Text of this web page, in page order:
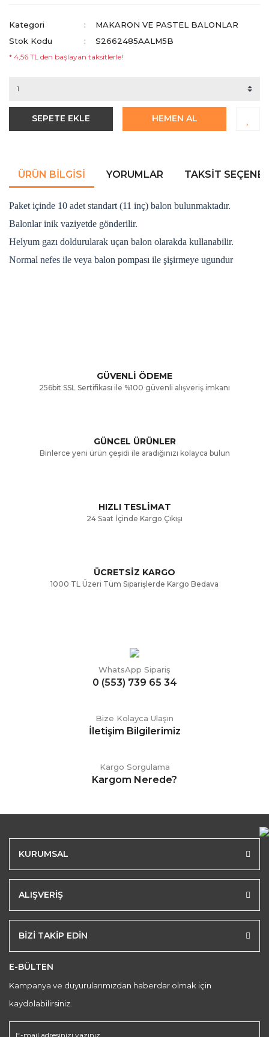
Kategori
MAKARON VE PASTEL BALONLAR
Stok Kodu
S2662485AALM5B
* 4,56 TL den başlayan taksitlerle!
SEPETE EKLE HEMEN AL
ÜRÜN BILGISI YORUMLAR TAKSIT
Paket içinde 10 adet standart (11 inç) balon bulunmaktadır.
Balonlar inik vaziyetde gönderilir.
Helyum gazı doldurularak uçan balon olarakda kullanabilir.
Normal nefes ile veya balon pompası ile şişirmeye ugundur
Ürün resmi kalitesiz, bozuk veya görüntülenemiyor.
Ürün bilgilerinde hatalar bulunuyor.
Gönder
GÜVENLİ ÖDEME
256bit SSL Sertifikası ile %100 güvenli alışveriş imkanı
GÜNCEL ÜRÜNLER
Binlerce yeni ürün çeşidi ile aradığınızı kolayca bulun
HIZLI TESLİMAT
24 Saat İçinde Kargo Çıkışı
ÜCRETSİZ KARGO
1000 TL Üzeri Tüm Siparişlerde Kargo Bedava
WhatsApp Sipariş
0 (553) 739 65 34
Bize Kolayca Ulaşın
İletişim Bilgilerimiz
Kargo Sorgulama
Kargom Nerede?
KURUMSAL
ALIŞVERİŞ
BİZİ TAKİP EDİN
E-BÜLTEN
Kampanya ve duyurularımızdan haberdar olmak için
kaydolabilirsiniz.